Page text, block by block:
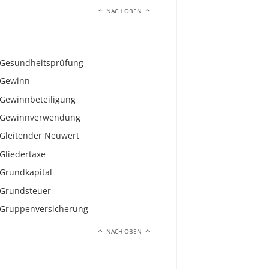
NACH OBEN
Gesundheitsprüfung
Gewinn
Gewinnbeteiligung
Gewinnverwendung
Gleitender Neuwert
Gliedertaxe
Grundkapital
Grundsteuer
Gruppenversicherung
NACH OBEN